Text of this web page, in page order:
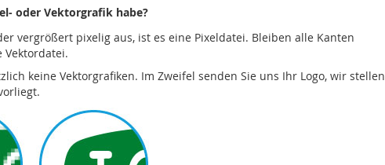
oder Vektorgrafik habe?
vergrößert pixelig aus, ist es eine Pixeldatei. Bleiben alle Kanten
Vektordatei.
keine Vektorgrafiken. Im Zweifel senden Sie uns Ihr Logo, wir stellen